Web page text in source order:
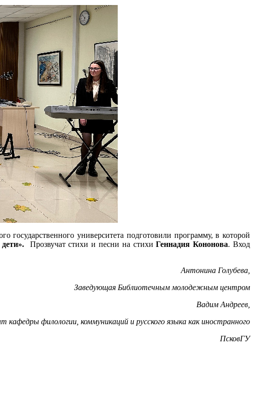
университета подготовили программу, в которой
Прозвучат стихи и песни на стихиГеннадия Кононова. Вход
Антонина Голубева,
Заведующая Библиотечным молодежным центром
Вадим Андреев,
кафедры филологии, коммуникаций и русского языка как иностранного
ПсковГУ